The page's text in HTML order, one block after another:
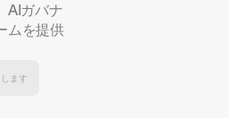
AIガバナ
ムを提供
ます